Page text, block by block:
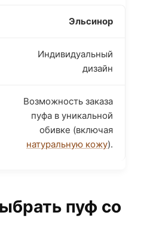
Эльсинор
Индивидуальный
дизайн
Возможность заказа
пуфа в уникальной
обивке (включая
натуральную кожу).
пуф со